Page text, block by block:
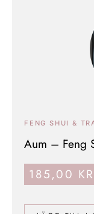
FENG SHUI &
Aum – Feng
185,00 KR